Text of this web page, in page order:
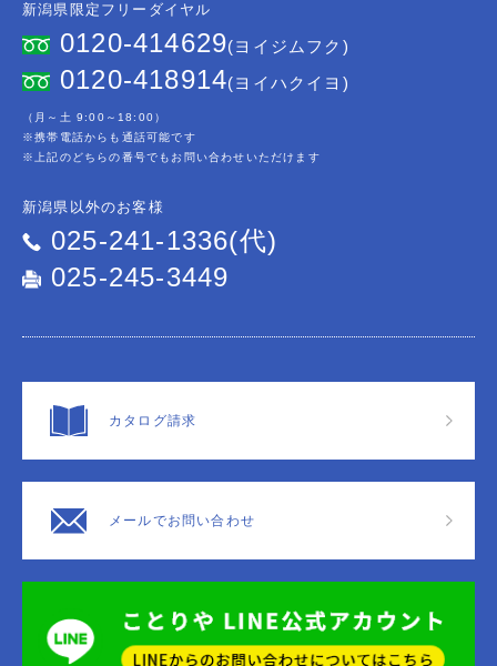
新潟県限定フリーダイヤル
0120-414629(ヨイジムフク)
0120-418914(ヨイハクイヨ)
（月～土 9:00～18:00）
※携帯電話からも通話可能です
※上記のどちらの番号でもお問い合わせいただけます
新潟県以外のお客様
025-241-1336(代)
025-245-3449
カタログ請求
メールでお問い合わせ